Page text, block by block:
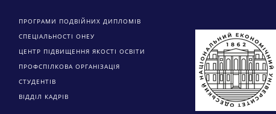
ПРОГРАМИ ПОДВІЙНИХ ДИПЛОМІВ
СПЕЦІАЛЬНОСТІ ОНЕУ
ЦЕНТР ПІДВИЩЕННЯ ЯКОСТІ ОСВІТИ
ПРОФСПІЛКОВА ОРГАНІЗАЦІЯ
СТУДЕНТІВ
ВІДДІЛ КАДРІВ